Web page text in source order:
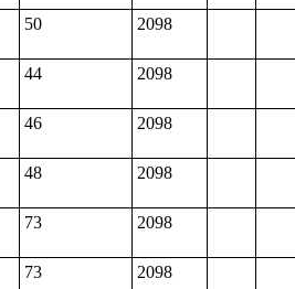
50 2098
44 2098
46 2098
48 2098
73 2098
73 2098